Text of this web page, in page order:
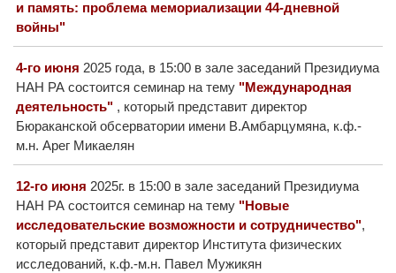
и память: проблема мемориализации 44-дневной
войны"
4-го июня 2025 года, в 15:00 в зале заседаний Президиума
НАН РА состоится семинар на тему "Международная
деятельность" , который представит директор
Бюраканской обсерватории имени В.Амбарцумяна, к.ф.-
м.н. Арег Микаелян
12-го июня 2025г. в 15:00 в зале заседаний Президиума
НАН РА состоится семинар на тему "Новые
исследовательские возможности и сотрудничество",
который представит директор Института физических
исследований, к.ф.-м.н. Павел Мужикян